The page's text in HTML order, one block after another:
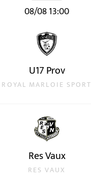
Accueil
08/08 13:00
U17 Prov
ROYAL MARLOIE SPORT
Res Vaux
RES VAUX